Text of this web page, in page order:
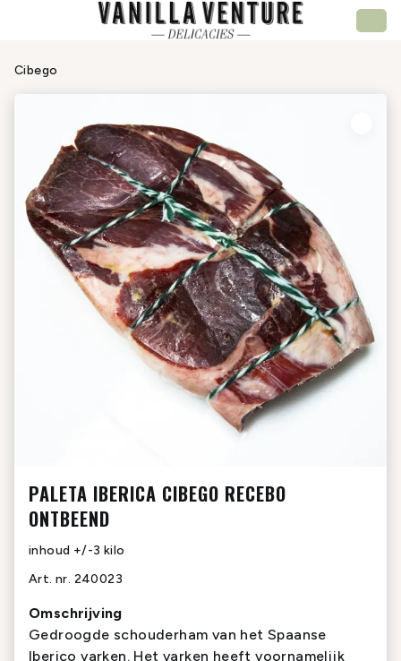
Cibego
PALETA IBERICA CIBEGO RECEBO
ONTBEEND
inhoud +/-3 kilo
Art. nr. 240023
Omschrijving
Gedroogde schouderham van het Spaanse
Iberico varken. Het varken heeft voornamelijk